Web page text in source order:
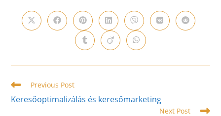
CONTENT
Opens
in
Opens
in
window
Opens
in
a
new
window
Opens
in
a
new
window
Opens
in
a
new
window
Opens
in
Opens
in
Opens
in
new
Opens
in
new
Opens
in
new
Read
articles
Previous Post
Keresőoptimalizálás és keresőmarketing
Next Post